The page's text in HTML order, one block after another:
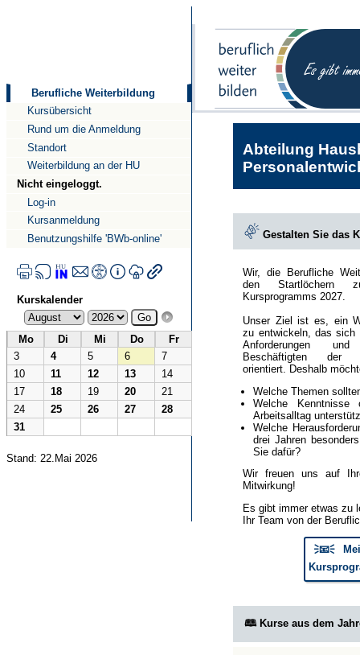
Berufliche Weiterbildung
Kursübersicht
Rund um die Anmeldung
Standort
Weiterbildung an der HU
Nicht eingeloggt.
Log-in
Kursanmeldung
Benutzungshilfe 'BWb-online'
Kurskalender
Mo Di Mi Do
Fr
3
4 5 6
7
10
11 12 13
14
17
18 19 20
21
24
25 26 27
28
31
Stand: 22.Mai 2026
Abteilung
Gestalten Sie das
Wir, die Berufliche
den Startlöchern
Kursprogramms 2027.
Unser Ziel ist es, ein
zu entwickeln, das sich
Anforderungen
Beschäftigten der
orientiert. Deshalb
Welche Themen
Welche
Arbeitsalltag
Welche
drei Jahren
Sie dafür?
Wir freuen uns auf
Mitwirkung!
Es gibt immer etwas zu
Ihr Team von der
🗦📧🗧
🕮 Kurse aus dem